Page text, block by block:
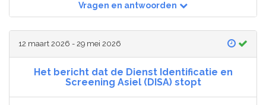
Vragen en antwoorden
12 maart 2026 - 29 mei 2026
Het bericht dat de Dienst Identificatie en
Screening Asiel (DISA) stopt